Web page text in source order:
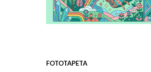
FOTOTAPETA